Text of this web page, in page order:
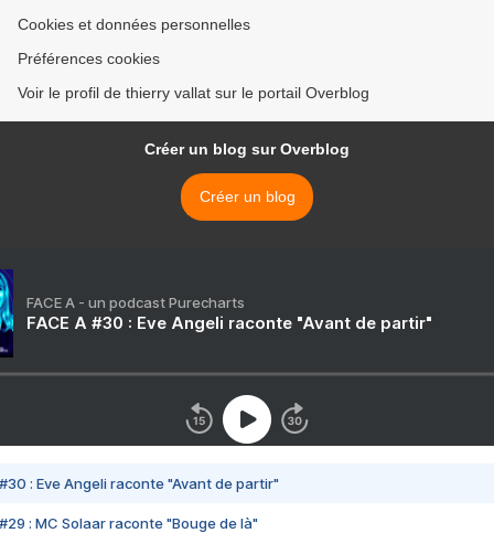
Cookies et données personnelles
Préférences cookies
Voir le profil de thierry vallat sur le portail Overblog
Créer un blog sur Overblog
Créer un blog
FACE A - un podcast Purecharts
FACE A #30 : Eve Angeli raconte "Avant de partir"
#30 : Eve Angeli raconte "Avant de partir"
#29 : MC Solaar raconte "Bouge de là"